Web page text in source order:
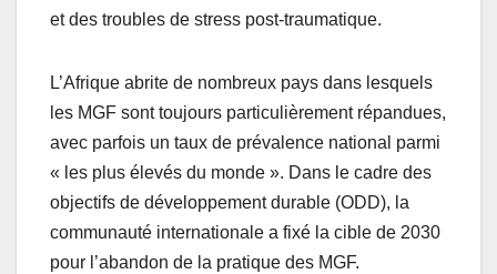
et des troubles de stress post-traumatique.
L’Afrique abrite de nombreux pays dans lesquels
les MGF sont toujours particulièrement répandues,
avec parfois un taux de prévalence national parmi
« les plus élevés du monde ». Dans le cadre des
objectifs de développement durable (ODD), la
communauté internationale a fixé la cible de 2030
pour l’abandon de la pratique des MGF.